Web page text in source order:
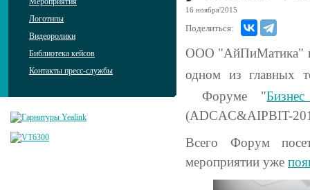
Логотипы
Видеоролики
Библиотека кейсов
Контакты пресс-службы
16 ноября'2015
Поделиться:
ООО "АйПиМатика" и
одном из главных
Форуме "
(ADCAC&AIPBIT-
Всего Форум
мероприятии уже